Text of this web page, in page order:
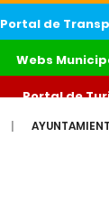
Portal de
Webs
Portal de